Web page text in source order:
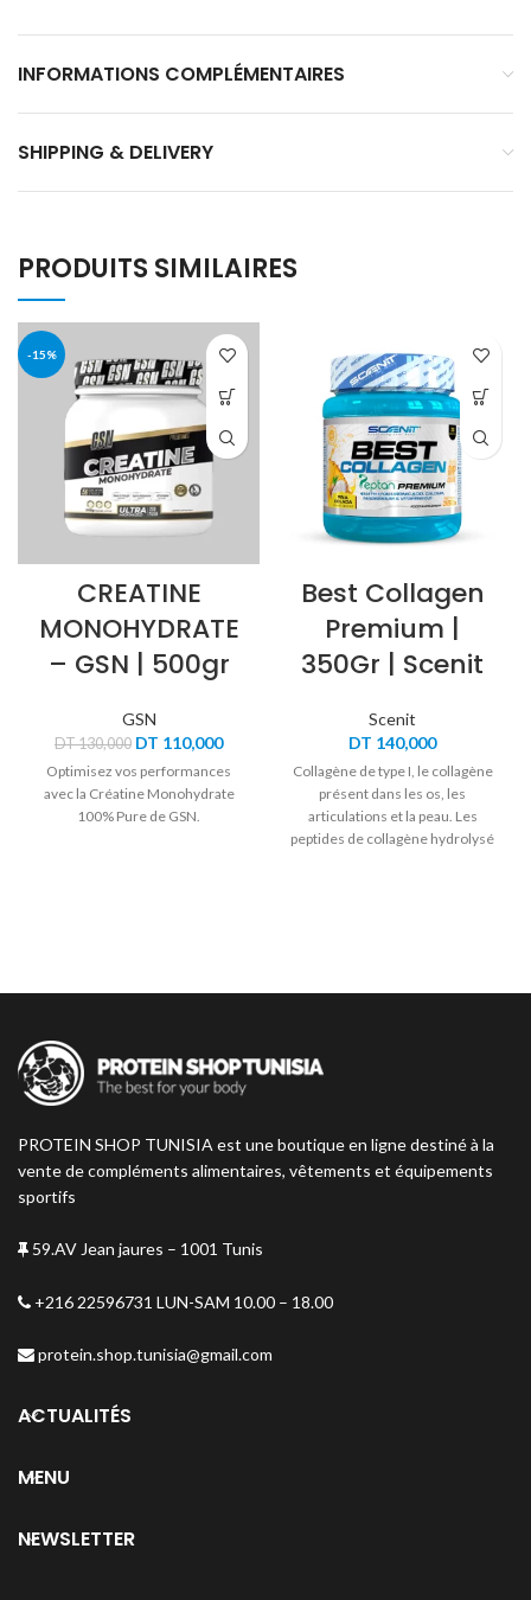
INFORMATIONS COMPLÉMENTAIRES
SHIPPING & DELIVERY
PRODUITS SIMILAIRES
-15%
CREATINE
MONOHYDRATE
– GSN | 500gr
GSN
DT130,000 Le
initial
était :
DT 130,000.
DT 110,000Le
est :
DT 110,000.
Optimisez vos performances
avec la Créatine Monohydrate
100% Pure de GSN.
Best Collagen
Premium |
350Gr | Scenit
Scenit
DT 140,000
Collagène de type I, le collagène
présent dans les os, les
articulations et la peau. Les
peptides de collagène hydrolysé
PROTEIN SHOP TUNISIA est une boutique en ligne destiné à la
vente de compléments alimentaires, vêtements et équipements
sportifs
59.AV Jean jaures – 1001 Tunis
+216 22596731 LUN-SAM 10.00 – 18.00
protein.shop.tunisia@gmail.com
ACTUALITÉS
MENU
NEWSLETTER